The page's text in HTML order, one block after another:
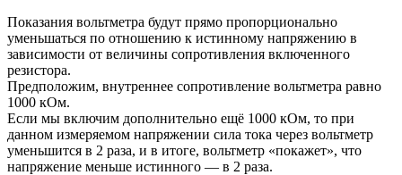
Показания вольтметра будут прямо пропорционально
уменьшаться по отношению к истинному напряжению в
зависимости от величины сопротивления включенного
резистора.
Предположим, внутреннее сопротивление вольтметра равно
1000 кОм.
Если мы включим дополнительно ещё 1000 кОм, то при
данном измеряемом напряжении сила тока через вольтметр
уменьшится в 2 раза, и в итоге, вольтметр «покажет», что
напряжение меньше истинного — в 2 раза.